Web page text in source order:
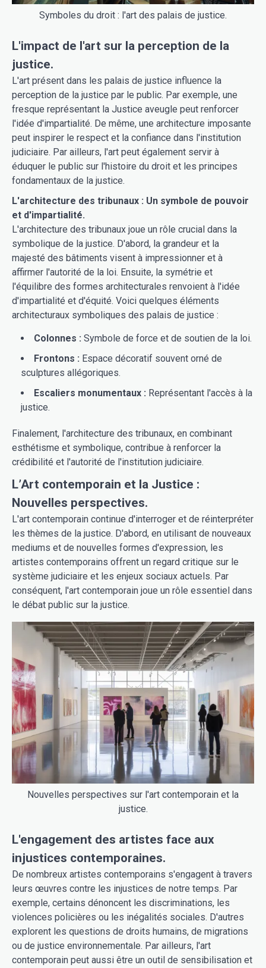
Symboles du droit : l'art des palais de justice.
L'impact de l'art sur la perception de la
justice.
L'art présent dans les palais de justice influence la
perception de la justice par le public. Par exemple, une
fresque représentant la Justice aveugle peut renforcer
l'idée d'impartialité. De même, une architecture imposante
peut inspirer le respect et la confiance dans l'institution
judiciaire. Par ailleurs, l'art peut également servir à
éduquer le public sur l'histoire du droit et les principes
fondamentaux de la justice.
L'architecture des tribunaux : Un symbole de pouvoir
et d'impartialité.
L'architecture des tribunaux joue un rôle crucial dans la
symbolique de la justice. D'abord, la grandeur et la
majesté des bâtiments visent à impressionner et à
affirmer l'autorité de la loi. Ensuite, la symétrie et
l'équilibre des formes architecturales renvoient à l'idée
d'impartialité et d'équité. Voici quelques éléments
architecturaux symboliques des palais de justice :
Colonnes : Symbole de force et de soutien de la loi.
Frontons : Espace décoratif souvent orné de
sculptures allégoriques.
Escaliers monumentaux : Représentant l'accès à la
justice.
Finalement, l'architecture des tribunaux, en combinant
esthétisme et symbolique, contribue à renforcer la
crédibilité et l'autorité de l'institution judiciaire.
L’Art contemporain et la Justice :
Nouvelles perspectives.
L'art contemporain continue d'interroger et de réinterpréter
les thèmes de la justice. D'abord, en utilisant de nouveaux
mediums et de nouvelles formes d'expression, les
artistes contemporains offrent un regard critique sur le
système judiciaire et les enjeux sociaux actuels. Par
conséquent, l'art contemporain joue un rôle essentiel dans
le débat public sur la justice.
Nouvelles perspectives sur l'art contemporain et la
justice.
L'engagement des artistes face aux
injustices contemporaines.
De nombreux artistes contemporains s'engagent à travers
leurs œuvres contre les injustices de notre temps. Par
exemple, certains dénoncent les discriminations, les
violences policières ou les inégalités sociales. D'autres
explorent les questions de droits humains, de migrations
ou de justice environnementale. Par ailleurs, l'art
contemporain peut aussi être un outil de sensibilisation et